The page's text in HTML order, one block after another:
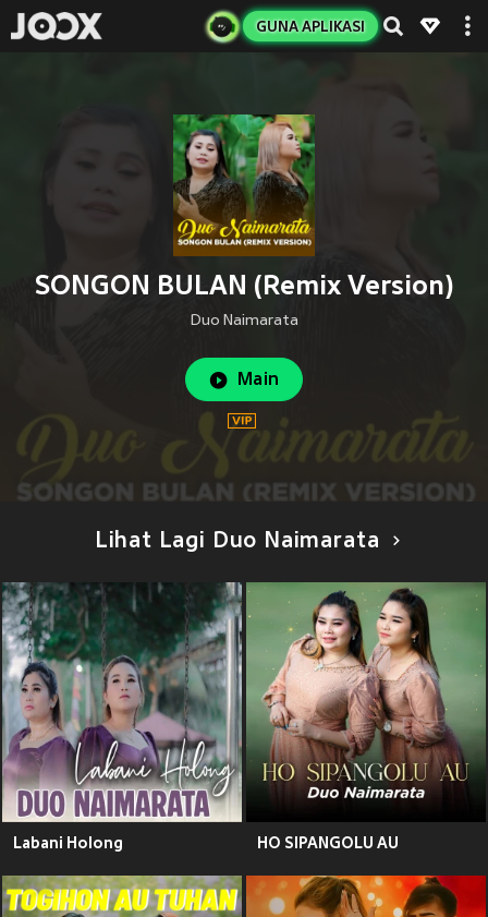
GUNA APLIKASI
SONGON BULAN (Remix Version)
Duo Naimarata
Main
Lihat Lagi Duo Naimarata
Labani Holong HO SIPANGOLU AU